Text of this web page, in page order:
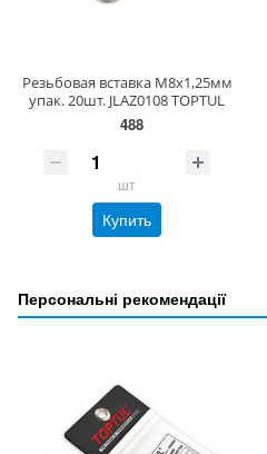
Резьбовая вставка М8х1,25мм
упак. 20шт. JLAZ0108 TOPTUL
488
шт
Купить
Персональні рекомендації